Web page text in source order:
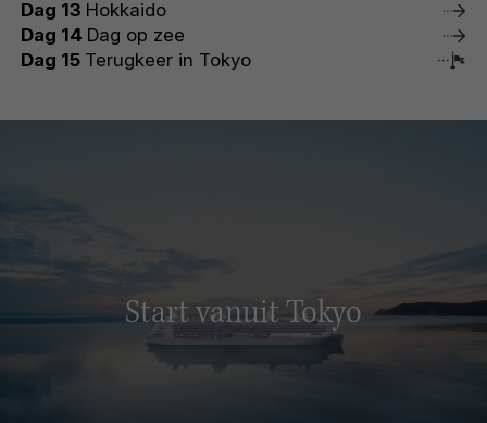
Dag 13 Hokkaido
Dag 14 Dag op zee
Dag 15 Terugkeer in Tokyo
Start vanuit Tokyo